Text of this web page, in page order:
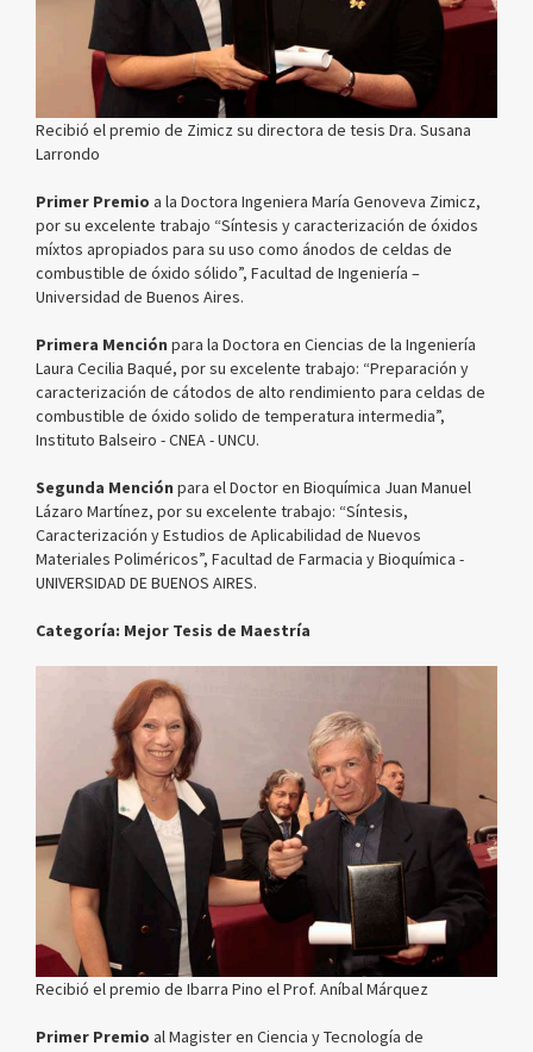
Recibió el premio de Zimicz su directora de tesis Dra. Susana
Larrondo
Primer Premio a la Doctora Ingeniera María Genoveva Zimicz,
por su excelente trabajo “Síntesis y caracterización de óxidos
míxtos apropiados para su uso como ánodos de celdas de
combustible de óxido sólido”, Facultad de Ingeniería –
Universidad de Buenos Aires.
Primera Mención para la Doctora en Ciencias de la Ingeniería
Laura Cecilia Baqué, por su excelente trabajo: “Preparación y
caracterización de cátodos de alto rendimiento para celdas de
combustible de óxido solido de temperatura intermedia”,
Instituto Balseiro - CNEA - UNCU.
Segunda Mención para el Doctor en Bioquímica Juan Manuel
Lázaro Martínez, por su excelente trabajo: “Síntesis,
Caracterización y Estudios de Aplicabilidad de Nuevos
Materiales Poliméricos”, Facultad de Farmacia y Bioquímica -
UNIVERSIDAD DE BUENOS AIRES.
Categoría: Mejor Tesis de Maestría
Recibió el premio de Ibarra Pino el Prof. Aníbal Márquez
Primer Premio al Magister en Ciencia y Tecnología de